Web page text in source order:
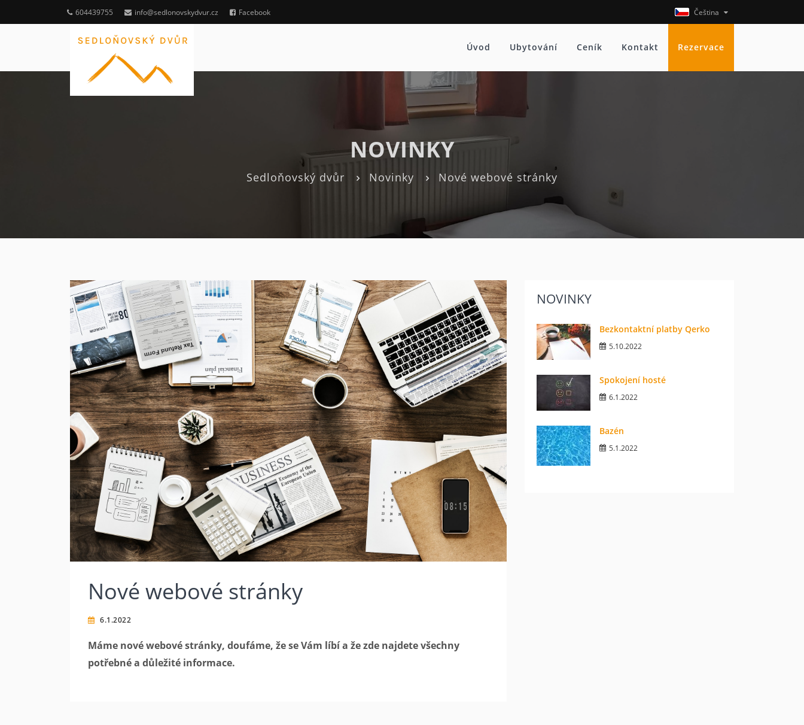
604439755 info@sedlonovskydvur.cz Facebook Čeština
Úvod Ubytování Ceník Kontakt Rezervace
NOVINKY
Sedloňovský dvůr Novinky Nové webové stránky
Nové webové stránky
6.1.2022
Máme nové webové stránky, doufáme, že se Vám líbí a že zde najdete všechny
potřebné a důležité informace.
NOVINKY
Bezkontaktní platby Qerko
5.10.2022
Spokojení hosté
6.1.2022
Bazén
5.1.2022